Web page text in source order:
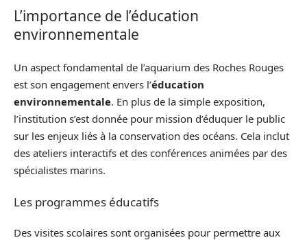
L’importance de l’éducation
environnementale
Un aspect fondamental de l’aquarium des Roches Rouges
est son engagement envers l’éducation
environnementale. En plus de la simple exposition,
l’institution s’est donnée pour mission d’éduquer le public
sur les enjeux liés à la conservation des océans. Cela inclut
des ateliers interactifs et des conférences animées par des
spécialistes marins.
Les programmes éducatifs
Des visites scolaires sont organisées pour permettre aux